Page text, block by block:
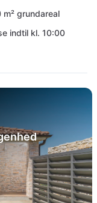
m² grundareal
indtil kl. 10:00